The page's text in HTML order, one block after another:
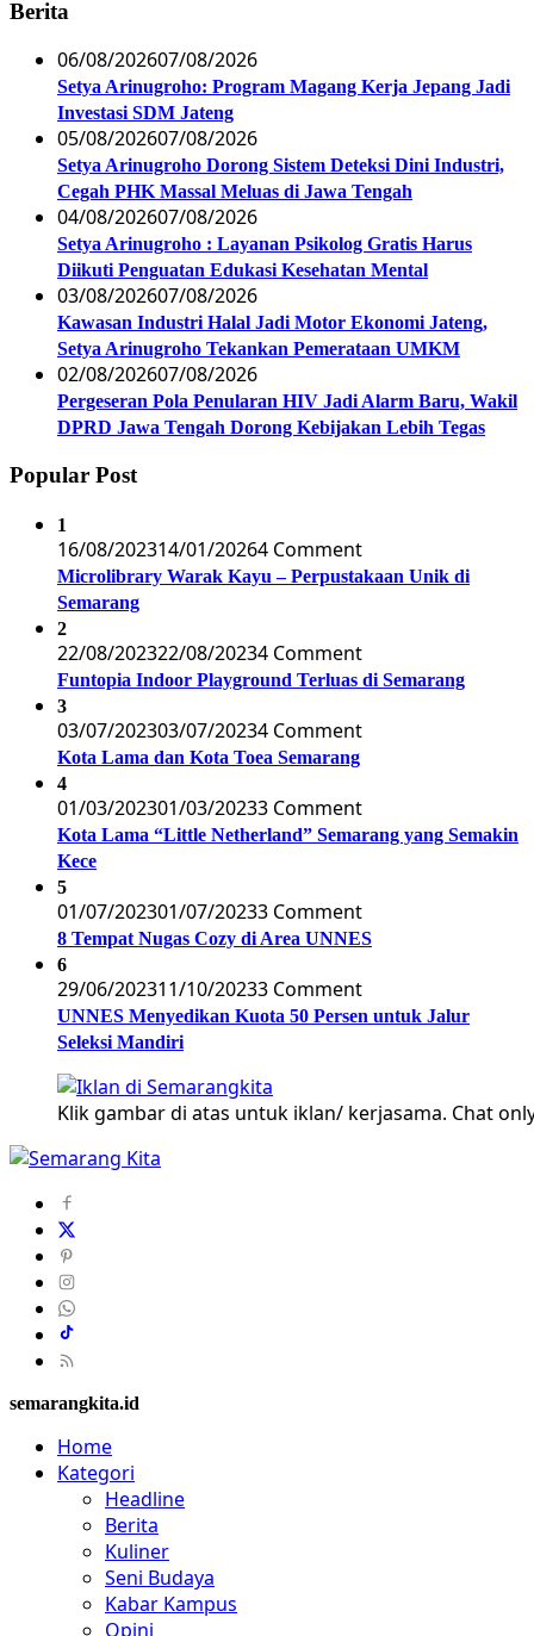
Berita
06/08/202607/08/2026
Setya Arinugroho: Program Magang Kerja Jepang Jadi
Investasi SDM Jateng
05/08/202607/08/2026
Setya Arinugroho Dorong Sistem Deteksi Dini Industri,
Cegah PHK Massal Meluas di Jawa Tengah
04/08/202607/08/2026
Setya Arinugroho : Layanan Psikolog Gratis Harus
Diikuti Penguatan Edukasi Kesehatan Mental
03/08/202607/08/2026
Kawasan Industri Halal Jadi Motor Ekonomi Jateng,
Setya Arinugroho Tekankan Pemerataan UMKM
02/08/202607/08/2026
Pergeseran Pola Penularan HIV Jadi Alarm Baru, Wakil
DPRD Jawa Tengah Dorong Kebijakan Lebih Tegas
Popular Post
1
16/08/202314/01/20264 Comment
Microlibrary Warak Kayu – Perpustakaan Unik di
Semarang
2
22/08/202322/08/20234 Comment
Funtopia Indoor Playground Terluas di Semarang
3
03/07/202303/07/20234 Comment
Kota Lama dan Kota Toea Semarang
4
01/03/202301/03/20233 Comment
Kota Lama “Little Netherland” Semarang yang Semakin
Kece
5
01/07/202301/07/20233 Comment
8 Tempat Nugas Cozy di Area UNNES
6
29/06/202311/10/20233 Comment
UNNES Menyedikan Kuota 50 Persen untuk Jalur
Seleksi Mandiri
Klik gambar di atas untuk iklan/ kerjasama. Chat
semarangkita.id
Home
Kategori
Headline
Berita
Kuliner
Seni Budaya
Kabar Kampus
Opini